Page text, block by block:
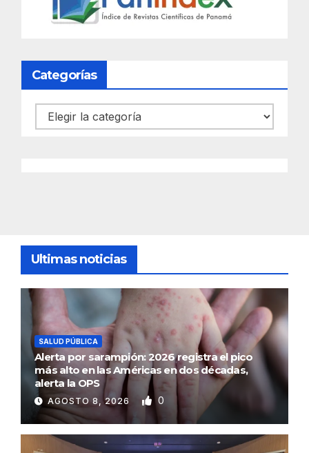
Categorías
Categorías
Ultimas noticias
SALUD PÚBLICA
Alerta por sarampión: 2026 registra el pico
más alto en las Américas en dos décadas,
alerta la OPS
AGOSTO 8, 2026 0